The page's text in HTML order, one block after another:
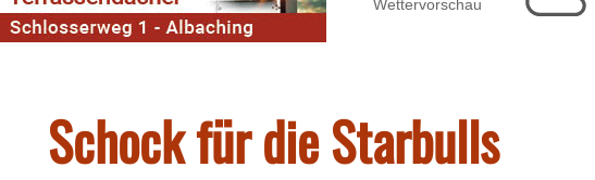
Schock für die Starbulls